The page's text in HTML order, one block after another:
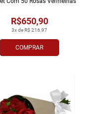
COMPRAR
3x de R$ 216,97
R$650,90